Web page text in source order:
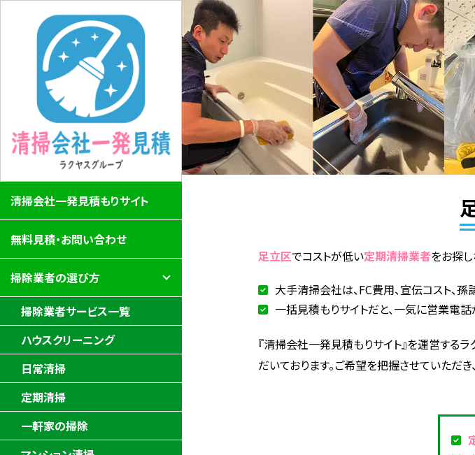
足立区でコストが低い定期清掃業者をお探し
大手清掃会社は、FC費用、宣伝コスト、孫
一括見積もりサイトだと、一気に営業電話
『清掃会社一発見積もりサイト』を運営する
だいております。ご希望を把握させていただ
清掃会社一発見積もりサイト
無料見積・お問い合わせ
掃除業者の選び方
掃除業者サービス一覧
ハウスクリーニング
日常清掃
定期清掃
一軒家の掃除